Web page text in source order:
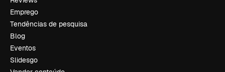
Emprego
Tendências de pesquisa
Blog
Eventos
Slidesgo